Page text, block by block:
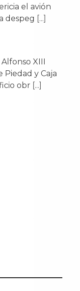
y Caja
obr [...]